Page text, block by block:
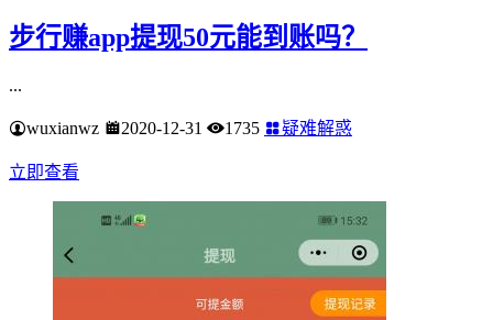
步行赚app提现50元能到账吗？
...
wuxianwz 2020-12-31 1735 疑难解惑
立即查看